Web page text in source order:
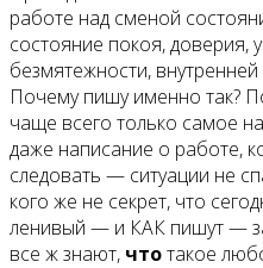
работе над сменой
состояние покоя, доверия,
безмятежности,
Почему пишу именно так?
чаще всего только самое
даже написание о работе,
следовать — ситуации не
кого же не секрет, что
ленивый — и КАК пишут —
все ж знают, чтотакое